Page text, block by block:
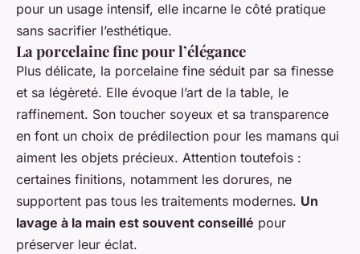
pour un usage intensif, elle incarne le côté pratique
sans sacrifier l’esthétique.
La porcelaine fine pour l’élégance
Plus délicate, la porcelaine fine séduit par sa finesse
et sa légèreté. Elle évoque l’art de la table, le
raffinement. Son toucher soyeux et sa transparence
en font un choix de prédilection pour les mamans qui
aiment les objets précieux. Attention toutefois :
certaines finitions, notamment les dorures, ne
supportent pas tous les traitements modernes. Un
lavage à la main est souvent conseillé pour
préserver leur éclat.